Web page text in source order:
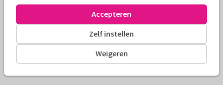
vlaggetjes in groen en roze.
Alle kaarten zijn helemaal naar wens aan te passen
Felicitatiekaarten Iris Hagen
Weigeren
Zelf instellen
Accepteren